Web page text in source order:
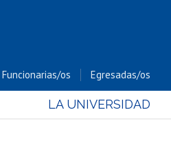
Funcionarias/os Egresadas/os
LA UNIVERSIDAD